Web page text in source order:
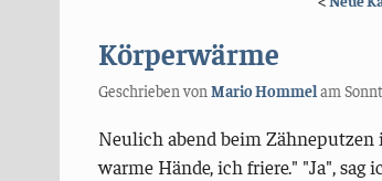
Körperwärme
Geschrieben von Mario Hommelam
Neulich abend beim Zähneputzen
warme Hände, ich friere." "Ja",